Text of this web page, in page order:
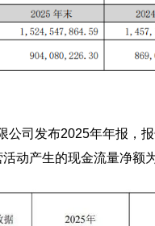
公司发布2025年年报，
动产生的现金流量净额